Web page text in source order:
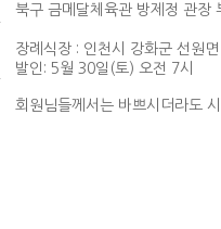
북구 금메달체육관 방제정 관장
장례식장 : 인천시 강화군 선원
발인: 5월 30일(토) 오전 7시
회원님들께서는 바쁘시더라도